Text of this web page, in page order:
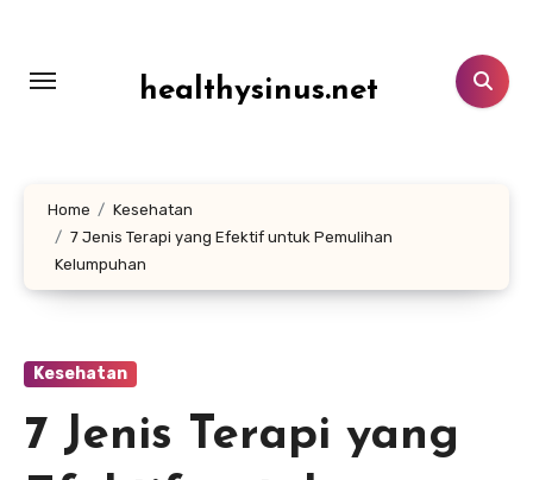
konten
healthysinus.net
Home
Kesehatan
7 Jenis Terapi yang Efektif untuk Pemulihan
Kelumpuhan
Kesehatan
7 Jenis Terapi yang